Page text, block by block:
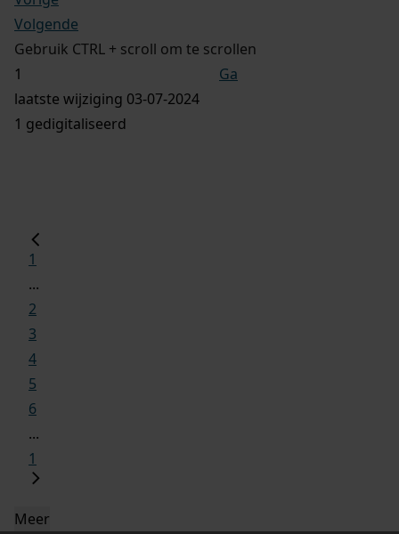
Volgende
Gebruik CTRL + scroll om te scrollen
Ga
laatste wijziging 03-07-2024
1 gedigitaliseerd
1
...
2
3
4
5
6
...
1
Meer